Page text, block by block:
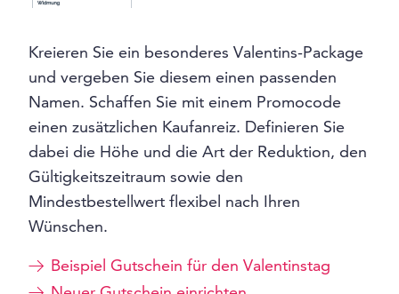
Kreieren Sie ein besonderes Valentins-Package
und vergeben Sie diesem einen passenden
Namen. Schaffen Sie mit einem Promocode
einen zusätzlichen Kaufanreiz. Definieren Sie
dabei die Höhe und die Art der Reduktion, den
Gültigkeitszeitraum sowie den
Mindestbestellwert flexibel nach Ihren
Wünschen.
Beispiel Gutschein für den Valentinstag